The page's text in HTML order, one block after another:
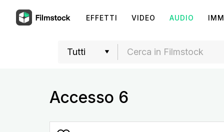
EFFETTI VIDEO AUDIO
Accesso 6